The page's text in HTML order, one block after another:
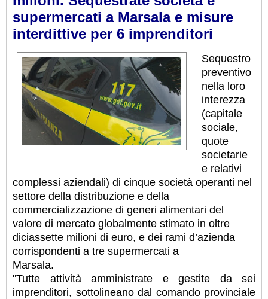
supermercati a Marsala e misure
interdittive per 6 imprenditori
Sequestro
preventivo
nella loro
interezza
(capitale
sociale,
quote
societarie
e relativi
complessi aziendali) di cinque società operanti nel
settore della distribuzione e della
commercializzazione di generi alimentari del
valore di mercato globalmente stimato in oltre
diciassette milioni di euro, e dei rami d’azienda
corrispondenti a tre supermercati a
Marsala.
"Tutte attività amministrate e gestite da sei
imprenditori, sottolineano dal comando provinciale